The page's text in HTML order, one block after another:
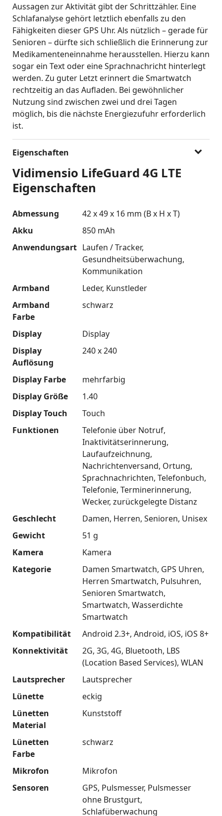
Aussagen zur Aktivität gibt der Schrittzähler. Eine
Schlafanalyse gehört letztlich ebenfalls zu den
Fähigkeiten dieser GPS Uhr. Als nützlich – gerade für
Senioren – dürfte sich schließlich die Erinnerung zur
Medikamenteneinnahme herausstellen. Hierzu kann
sogar ein Text oder eine Sprachnachricht hinterlegt
werden. Zu guter Letzt erinnert die Smartwatch
rechtzeitig an das Aufladen. Bei gewöhnlicher
Nutzung sind zwischen zwei und drei Tagen
möglich, bis die nächste Energiezufuhr erforderlich
ist.
Eigenschaften
Vidimensio LifeGuard 4G LTE
Eigenschaften
Abmessung
42 x 49 x 16 mm (B x H x T)
Akku
850 mAh
Anwendungsart Laufen / Tracker
Gesundheitsüberwachung
Kommunikation
Armband
Leder Kunstleder
Armband
Farbe
schwarz
Display
Display
Display
Auflösung
240 x 240
Display Farbe
mehrfarbig
Display Größe
1.40
Display Touch
Touch
Funktionen
Telefonie über Notruf
Inaktivitätserinnerung
Laufaufzeichnung
Nachrichtenversand Ortung
Sprachnachrichten Telefonbuch
Telefonie Terminerinnerung
Wecker zurückgelegte Distanz
Geschlecht
Damen Herren Senioren Unisex
Gewicht
51 g
Kamera
Kamera
Kategorie
Damen Smartwatch GPS Uhren
Herren Smartwatch Pulsuhren
Senioren Smartwatch
Smartwatch Wasserdichte
Smartwatch
Kompatibilität
Android 2.3+ Android iOS iOS 8+
Konnektivität
2G 3G 4G Bluetooth LBS
(Location Based Services) WLAN
Lautsprecher
Lautsprecher
Lünette
eckig
Lünetten
Material
Kunststoff
Lünetten
Farbe
schwarz
Mikrofon
Mikrofon
Sensoren
GPS Pulsmesser Pulsmesser
ohne Brustgurt
Schlafüberwachung